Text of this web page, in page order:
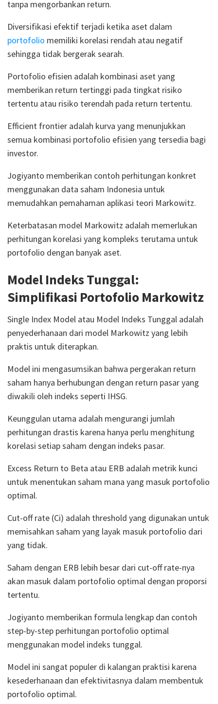
tanpa mengorbankan return.
Diversifikasi efektif terjadi ketika aset dalam
portofolio memiliki korelasi rendah atau negatif
sehingga tidak bergerak searah.
Portofolio efisien adalah kombinasi aset yang
memberikan return tertinggi pada tingkat risiko
tertentu atau risiko terendah pada return tertentu.
Efficient frontier adalah kurva yang menunjukkan
semua kombinasi portofolio efisien yang tersedia bagi
investor.
Jogiyanto memberikan contoh perhitungan konkret
menggunakan data saham Indonesia untuk
memudahkan pemahaman aplikasi teori Markowitz.
Keterbatasan model Markowitz adalah memerlukan
perhitungan korelasi yang kompleks terutama untuk
portofolio dengan banyak aset.
Model Indeks Tunggal:
Simplifikasi Portofolio Markowitz
Single Index Model atau Model Indeks Tunggal adalah
penyederhanaan dari model Markowitz yang lebih
praktis untuk diterapkan.
Model ini mengasumsikan bahwa pergerakan return
saham hanya berhubungan dengan return pasar yang
diwakili oleh indeks seperti IHSG.
Keunggulan utama adalah mengurangi jumlah
perhitungan drastis karena hanya perlu menghitung
korelasi setiap saham dengan indeks pasar.
Excess Return to Beta atau ERB adalah metrik kunci
untuk menentukan saham mana yang masuk portofolio
optimal.
Cut-off rate (Ci) adalah threshold yang digunakan untuk
memisahkan saham yang layak masuk portofolio dari
yang tidak.
Saham dengan ERB lebih besar dari cut-off rate-nya
akan masuk dalam portofolio optimal dengan proporsi
tertentu.
Jogiyanto memberikan formula lengkap dan contoh
step-by-step perhitungan portofolio optimal
menggunakan model indeks tunggal.
Model ini sangat populer di kalangan praktisi karena
kesederhanaan dan efektivitasnya dalam membentuk
portofolio optimal.